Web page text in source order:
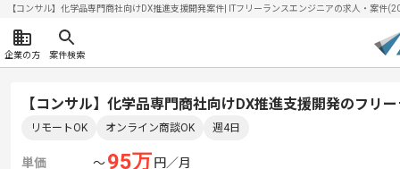
【コンサル】化学品専門商社向けDX推進支援開発案件| ITフリーランスエンジニアの求人・案件
企業の方 案件検索
【コンサル】化学品専門商社向けDX推進支援開発のフリ
リモートOK オンライン商談OK 週4日
単価 〜95万 円／月